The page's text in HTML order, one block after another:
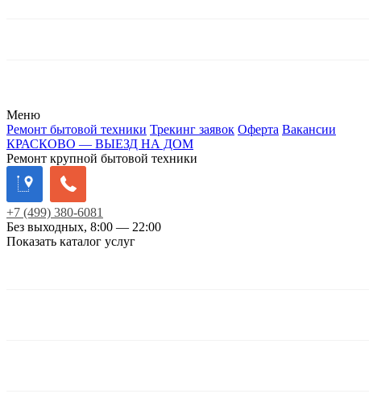
Меню
Ремонт бытовой техники Трекинг заявок Оферта Вакансии
КРАСКОВО — ВЫЕЗД НА ДОМ
Ремонт крупной бытовой техники
+7 (499) 380-6081
Без выходных, 8:00 — 22:00
Показать каталог услуг